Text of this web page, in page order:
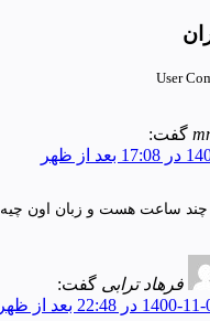
User
گفت:
از ظهر
چند ساعت هست و زبان اون چیه
فرهاد ترابی گفت:
05 در 22:48 بعد از ظهر